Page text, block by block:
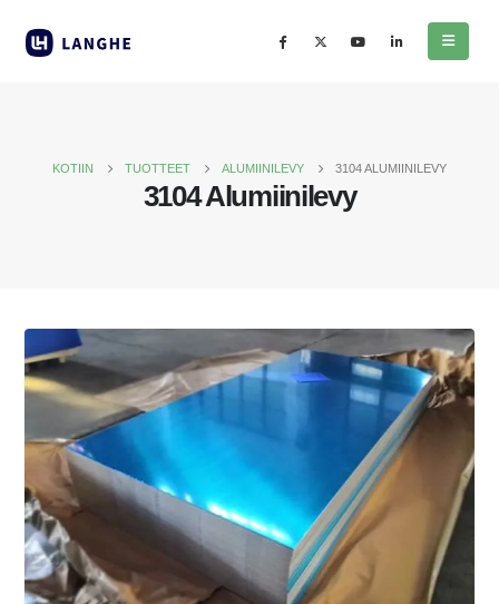
KOTIIN TUOTTEET ALUMIINILEVY 3104 ALUMIINILEVY
3104 Alumiinilevy